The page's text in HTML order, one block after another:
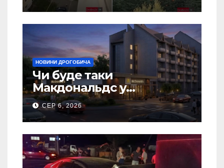
НОВИНИ ДРОГОБИЧА
Чи буде таки
Макдональдс у
Дрогобичі? (Фото)
СЕР 6, 2026